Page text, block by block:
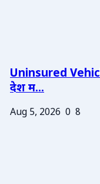
Uninsured
देश म...
Aug 5, 2026 0 8